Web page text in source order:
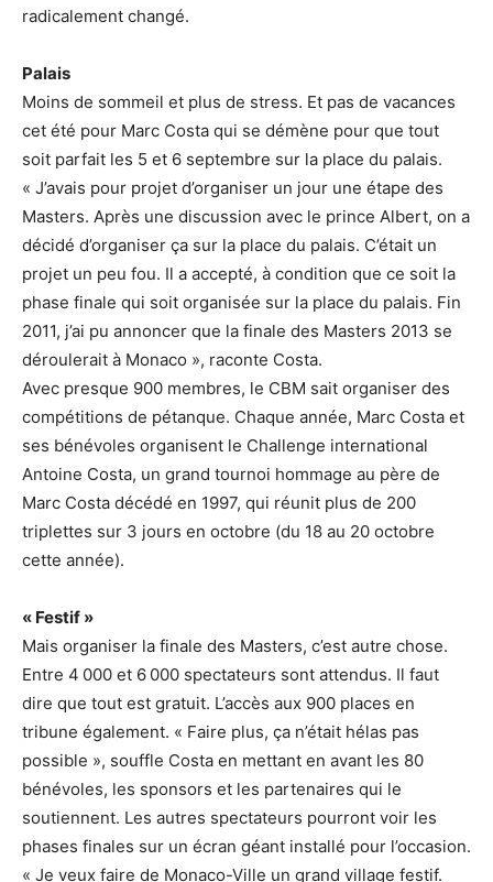
radicalement changé.
Palais
Moins de sommeil et plus de stress. Et pas de vacances
cet été pour Marc Costa qui se démène pour que tout
soit parfait les 5 et 6 septembre sur la place du palais.
« J’avais pour projet d’organiser un jour une étape des
Masters. Après une discussion avec le prince Albert, on a
décidé d’organiser ça sur la place du palais. C’était un
projet un peu fou. Il a accepté, à condition que ce soit la
phase finale qui soit organisée sur la place du palais. Fin
2011, j’ai pu annoncer que la finale des Masters 2013 se
déroulerait à Monaco », raconte Costa.
Avec presque 900 membres, le CBM sait organiser des
compétitions de pétanque. Chaque année, Marc Costa et
ses bénévoles organisent le Challenge international
Antoine Costa, un grand tournoi hommage au père de
Marc Costa décédé en 1997, qui réunit plus de 200
triplettes sur 3 jours en octobre (du 18 au 20 octobre
cette année).
« Festif »
Mais organiser la finale des Masters, c’est autre chose.
Entre 4 000 et 6 000 spectateurs sont attendus. Il faut
dire que tout est gratuit. L’accès aux 900 places en
tribune également. « Faire plus, ça n’était hélas pas
possible », souffle Costa en mettant en avant les 80
bénévoles, les sponsors et les partenaires qui le
soutiennent. Les autres spectateurs pourront voir les
phases finales sur un écran géant installé pour l’occasion.
« Je veux faire de Monaco-Ville un grand village festif.